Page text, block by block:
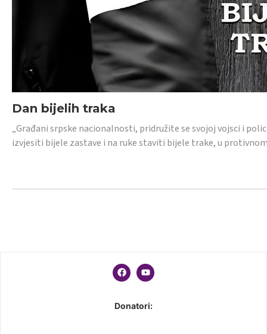
Dan bijelih traka
„Građani srpske nacionalnosti, pridružite se svojoj vojsci i
izvjesiti bijele zastave i na ruke staviti bijele trake, u
Donatori: